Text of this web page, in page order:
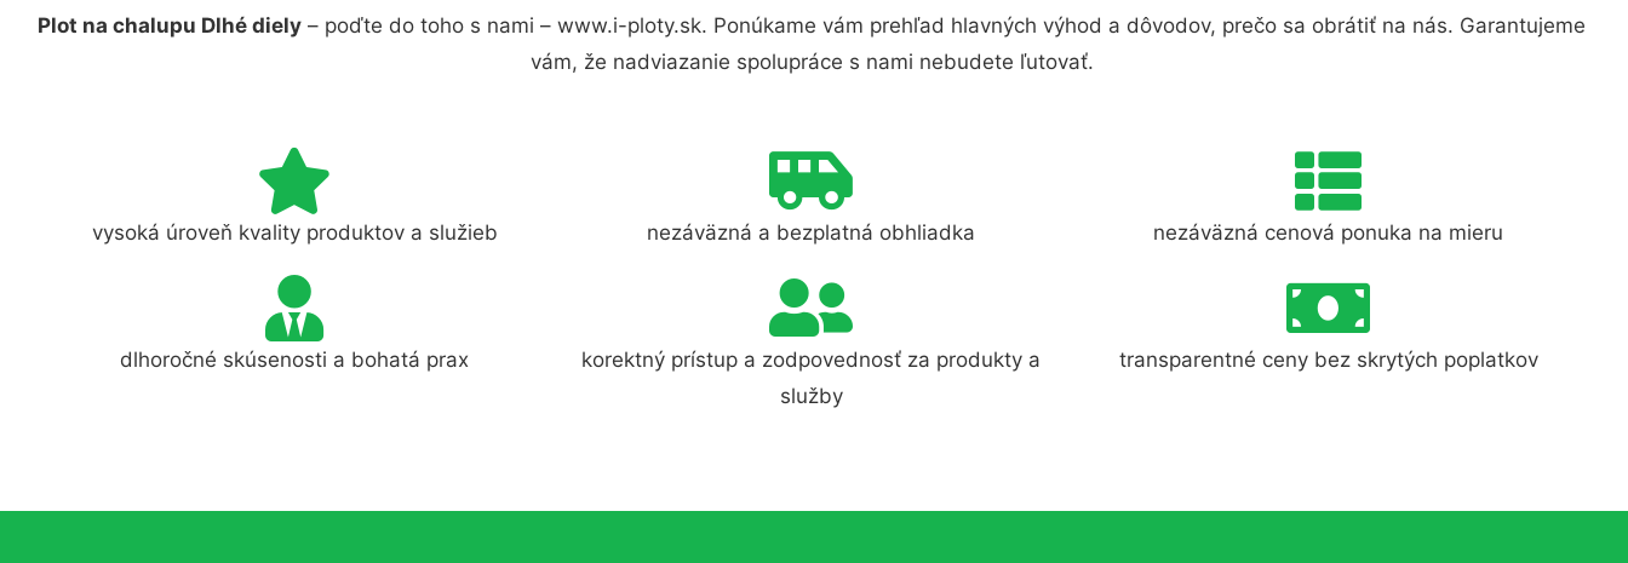
Plot na chalupu Dlhé diely – poďte do toho s nami – www.i-ploty.sk. Ponúkame vám prehľad hlavných výhod a dôvodov, prečo sa obrátiť na nás. Garantujeme
vám, že nadviazanie spolupráce s nami nebudete ľutovať.
vysoká úroveň kvality produktov a služieb nezáväzná a bezplatná obhliadka nezáväzná cenová ponuka na mieru
dlhoročné skúsenosti a bohatá prax
korektný prístup a zodpovednosť za produkty a
služby
transparentné ceny bez skrytých poplatkov